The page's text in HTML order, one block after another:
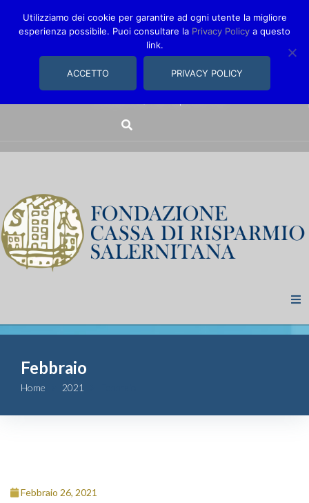
comunica@fondazionecarisal.it089 230611
Fondazione
Attività
Contributi
Complesso
Febbraio
Home 2021
Febbraio 26, 2021
Utilizziamo dei cookie per garantire ad ogni utente la migliore
esperienza possibile. Puoi consultare la Privacy Policy a questo
link.
ACCETTO PRIVACY POLICY